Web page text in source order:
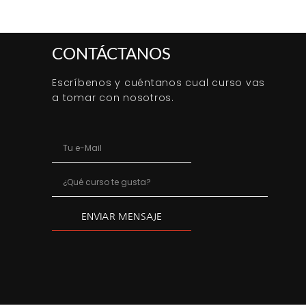
CONTÁCTANOS
Escríbenos y cuéntanos cual curso vas
a tomar con nosotros.
ENVIAR MENSAJE